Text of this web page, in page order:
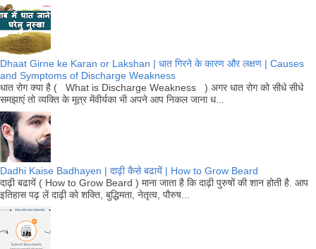
Dhaat Girne ke Karan or Lakshan | धात गिरने के कारण और लक्षण | Causes
and Symptoms of Discharge Weakness
धात रोग क्या है ( What is Discharge Weakness ) अगर धात रोग को सीधे सीधे
समझाएं तो व्यक्ति के मूत्र मेंवीर्यका भी अपने आप निकल जाना ध...
Dadhi Kaise Badhayen | दाढ़ी कैसे बढायें | How to Grow Beard
दाढ़ी बढायें ( How to Grow Beard ) माना जाता है कि दाढ़ी पुरुषों की शान होती है. आप
इतिहास पढ़ लें दाढ़ी को शक्ति, बुद्धिमता, नेतृत्व, पौरुष...